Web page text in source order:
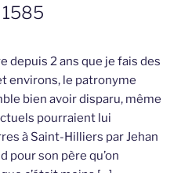
depuis 2 ans que je fais des
environs, le patronyme
bien avoir disparu, même
pourraient lui
à Saint-Hilliers par Jehan
pour son père qu’on